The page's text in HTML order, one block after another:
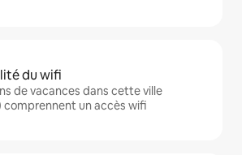
du wifi
de vacances dans cette ville
comprennent un accès wifi